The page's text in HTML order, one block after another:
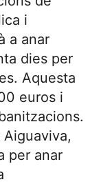
i
a anar
dies per
Aquesta
euros i
per anar